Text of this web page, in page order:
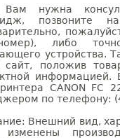
Вам нужна
позвоните
либо
устройства.
сайт, положив
информацией.
CANON FC
по телефону:
Внешний вид,